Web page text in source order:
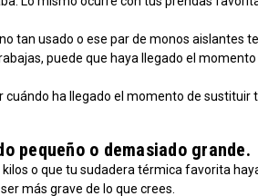
tan usado o ese par de monos aislantes
puede que haya llegado el momento
ha llegado el momento de sustituir
pequeño o demasiado grande.
o que tu sudadera térmica favorita
más grave de lo que crees.